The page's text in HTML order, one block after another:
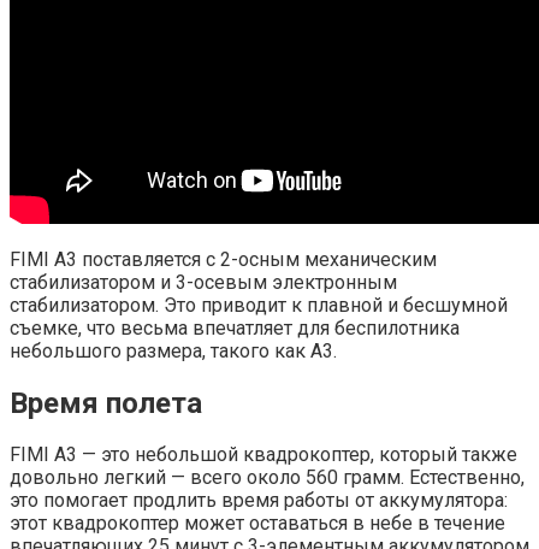
FIMI A3 поставляется с 2-осным механическим
стабилизатором и 3-осевым электронным
стабилизатором. Это приводит к плавной и бесшумной
съемке, что весьма впечатляет для беспилотника
небольшого размера, такого как A3.
Время полета
FIMI A3 — это небольшой квадрокоптер, который также
довольно легкий — всего около 560 грамм. Естественно,
это помогает продлить время работы от аккумулятора:
этот квадрокоптер может оставаться в небе в течение